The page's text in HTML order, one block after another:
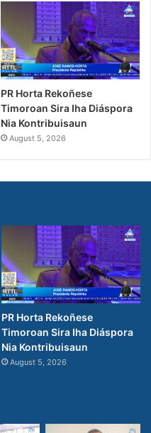
PR Horta Rekoñese
Timoroan Sira Iha Diáspora
Nia Kontribuisaun
August 5, 2026
PR Horta Rekoñese
Timoroan Sira Iha Diáspora
Nia Kontribuisaun
August 5, 2026